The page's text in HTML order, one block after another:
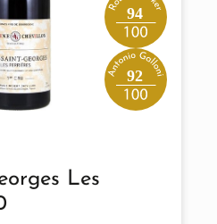
94
92
Les